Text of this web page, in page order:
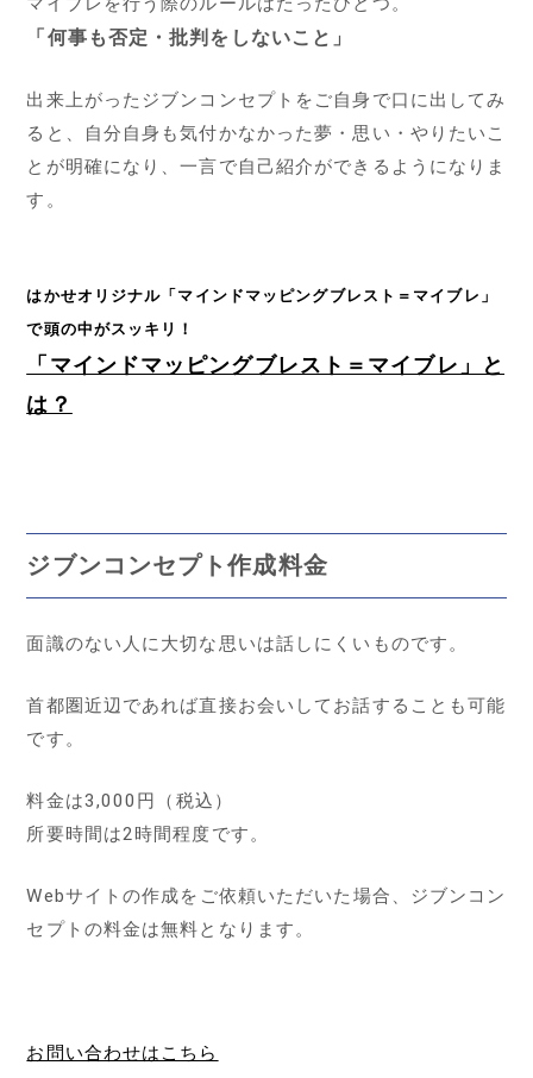
「何事も否定・批判をしないこと」
出来上がったジブンコンセプトをご自身で口に出してみ
ると、自分自身も気付かなかった夢・思い・やりたいこ
とが明確になり、一言で自己紹介ができるようになりま
す。
はかせオリジナル「マインドマッピングブレスト＝マイブレ」
で頭の中がスッキリ！
「マインドマッピングブレスト＝マイブレ」と
は？
ジブンコンセプト作成料金
面識のない人に大切な思いは話しにくいものです。
首都圏近辺であれば直接お会いしてお話することも可能
です。
料金は3,000円（税込）
所要時間は2時間程度です。
Webサイトの作成をご依頼いただいた場合、ジブンコン
セプトの料金は無料となります。
お問い合わせはこちら